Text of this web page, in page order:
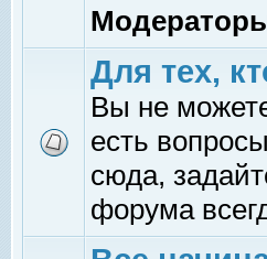
Для тех,
Вы не
есть
сюда,
форума